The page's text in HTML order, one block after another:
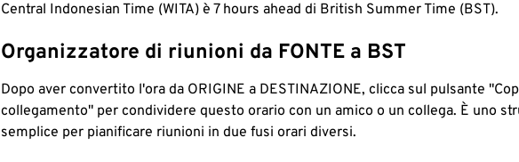
Central Indonesian Time (WITA) è 7 hours ahead di British Summer Time (BST).
Organizzatore di riunioni da FONTE a BST
Dopo aver convertito l'ora da ORIGINE a DESTINAZIONE, clicca sul pulsante
collegamento" per condividere questo orario con un amico o un collega. È uno
semplice per pianificare riunioni in due fusi orari diversi.